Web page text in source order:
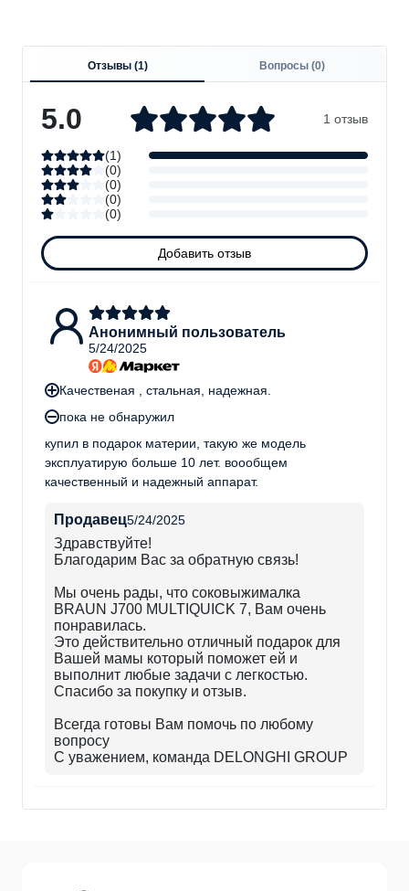
Отзывы (1) Вопросы (0)
5.0 1 отзыв
(1)
(0)
(0)
(0)
(0)
Добавить отзыв
Анонимный пользователь
5/24/2025
Качественая , стальная, надежная.
пока не обнаружил
купил в подарок материи, такую же модель
эксплуатирую больше 10 лет. воообщем
качественный и надежный аппарат.
Продавец5/24/2025
Здравствуйте!
Благодарим Вас за обратную связь!
Мы очень рады, что соковыжималка
BRAUN J700 MULTIQUICK 7, Вам очень
понравилась.
Это действительно отличный подарок для
Вашей мамы который поможет ей и
выполнит любые задачи с легкостью.
Спасибо за покупку и отзыв.
Всегда готовы Вам помочь по любому
вопросу
С уважением, команда DELONGHI GROUP